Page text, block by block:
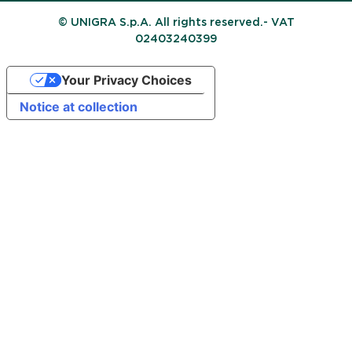
© UNIGRA S.p.A. All rights reserved.- VAT
02403240399
Notice at collection
Your Privacy Choices